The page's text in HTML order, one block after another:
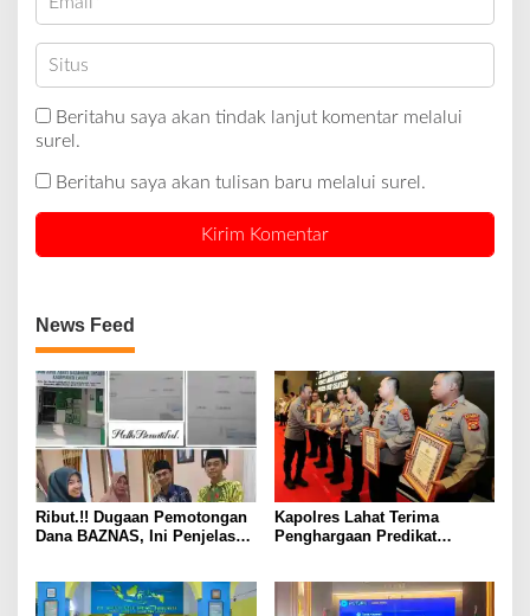
Beritahu saya akan tindak lanjut komentar melalui
surel.
Beritahu saya akan tulisan baru melalui surel.
News Feed
Ribut.!! Dugaan Pemotongan
Dana BAZNAS, Ini Penjelasan
Kapolres Lahat Terima
Penghargaan Predikat